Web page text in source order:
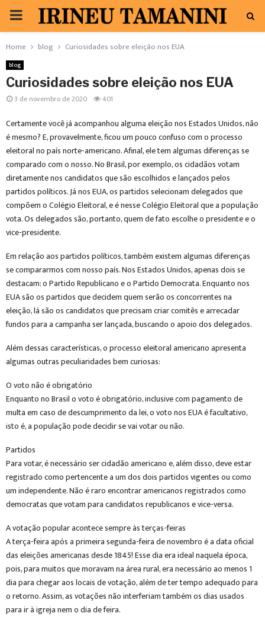
PRIMARY
MENU
Home blog Curiosidades sobre eleição nos EUA
blog
Curiosidades sobre eleição nos EUA
3 de novembro de 2020 401
Certamente você já acompanhou alguma eleição nos Estados Unidos, não
é mesmo? E, provavelmente, ficou um pouco confuso com o processo
eleitoral no país norte-americano. Afinal, ele tem algumas diferenças se
comparado com o nosso. No Brasil, por exemplo, os cidadãos votam
diretamente nos candidatos que são escolhidos e lançados pelos
partidos políticos. Já nos EUA, os partidos selecionam delegados que
compõem o Colégio Eleitoral, e é nesse Colégio Eleitoral que a população
vota. Os delegados são, portanto, quem de fato escolhe o presidente e o
vice-presidente.
Em relação aos partidos políticos, também existem algumas diferenças
se compararmos com nosso país. Nos Estados Unidos, apenas dois se
destacam: o Partido Republicano e o Partido Democrata. Enquanto nos
EUA são os partidos que decidem quem serão os concorrentes na
eleição, lá são os candidatos que precisam criar comitês e arrecadar
fundos para a campanha ser lançada, buscando o apoio dos delegados.
Além dessas características, o processo eleitoral americano apresenta
algumas outras peculiaridades bem curiosas:
O voto não é obrigatório
Enquanto no Brasil o voto é obrigatório, inclusive com pagamento de
multa em caso de descumprimento da lei, o voto nos EUA é facultativo,
isto é, a população pode decidir se vai votar ou não.
Partidos
Para votar, é necessário ser cidadão americano e, além disso, deve estar
registrado como pertencente a um dos dois partidos vigentes ou como
um independente. Não é raro encontrar americanos registrados como
democratas que votam para candidatos republicanos e vice-versa.
A votação popular acontece sempre às terças-feiras
A terça-feira após a primeira segunda-feira de novembro é a data oficial
das eleições americanas desde 1845! Esse dia era ideal naquela época,
pois, para muitos que moravam na área rural, era necessário ao menos 1
dia para chegar aos locais de votação, além de ter tempo adequado para
o retorno. Assim, as votações não interferiam também os dias usados
para ir à igreja nem o dia de feira.